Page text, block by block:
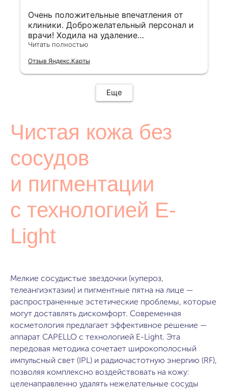
Очень положительные впечатления от
клиники. Доброжелательный персонал и
врачи! Ходила на удаление
новообразований, все прошло комфортно
Читать полностью
Отзыв Яндекс.Карты
Еще
Чистая кожа без
сосудов
и пигментации
с технологией E-
Light
Мелкие сосудистые звездочки (купероз,
телеангиэктазии) и пигментные пятна на лице —
распространенные эстетические проблемы, которые
могут доставлять дискомфорт. Современная
косметология предлагает эффективное решение —
аппарат CAPELLO с технологией E-Light. Эта
передовая методика сочетает широкополосный
импульсный свет (IPL) и радиочастотную энергию (RF),
позволяя комплексно воздействовать на кожу:
целенаправленно удалять нежелательные сосуды